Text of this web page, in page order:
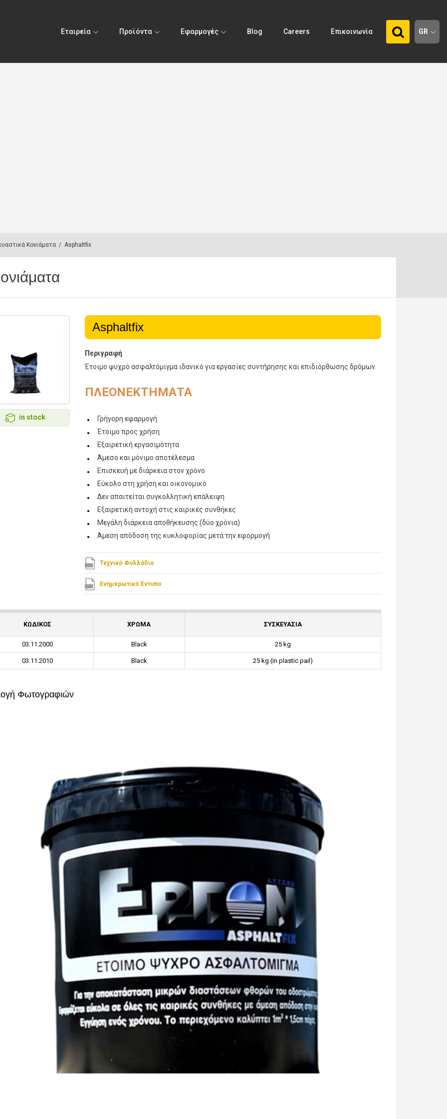
Εταιρεία Προϊόντα Εφαρμογές Blog Careers Επικοινωνία GR
Κονιάματα / Asphaltfix
in stock
Asphaltfix
Περιγραφή
Έτοιμο ψυχρό ασφαλτόμιγμα ιδανικό για εργασίες συντήρησης και επιδιόρθωσης δρόμων.
ΠΛΕΟΝΕΚΤΗΜΑΤΑ
Γρήγορη εφαρμογή
Έτοιμο προς χρήση
Εξαιρετική εργασιμότητα
Άμεσο και μόνιμο αποτέλεσμα
Επισκευή με διάρκεια στον χρόνο
Εύκολο στη χρήση και οικονομικό
Δεν απαιτείται συγκολλητική επάλειψη
Εξαιρετική αντοχή στις καιρικές συνθήκες
Μεγάλη διάρκεια αποθήκευσης (δύο χρόνια)
Άμεση απόδοση της κυκλοφορίας μετά την εφορμογή
Τεχνικό Φυλλάδιο
Ενημερωτικό Έντυπο
ΚΩΔΙΚΟΣ ΧΡΩΜΑ ΣΥΣΚΕΥΑΣΙΑ
03.11.2000 Black 25 kg
03.11.2010 Black 25 kg (in plastic pail)
Φωτογραφιών